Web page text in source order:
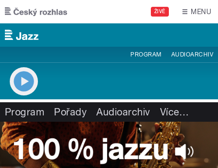
Přejít k hlavnímu obsahu
ŽIVĚ MENU
PROGRAM AUDIOARCHIV
Program Pořady Audioarchiv Více…